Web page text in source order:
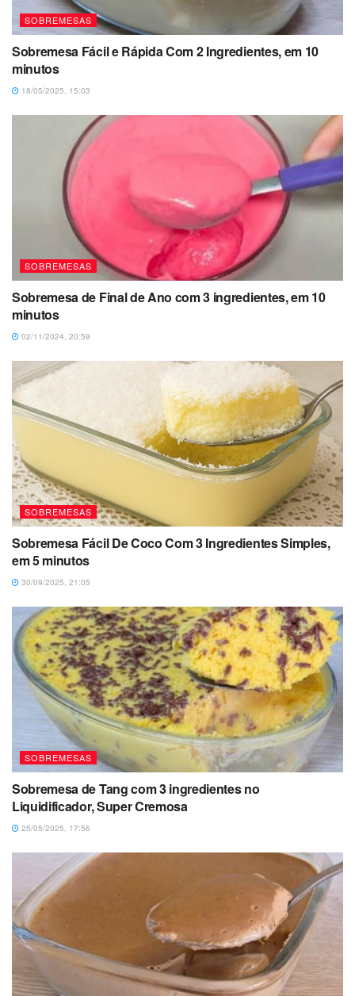
SOBREMESAS
Sobremesa Fácil e Rápida Com 2 Ingredientes, em 10
minutos
18/05/2025, 15:03
SOBREMESAS
Sobremesa de Final de Ano com 3 ingredientes, em 10
minutos
02/11/2024, 20:59
SOBREMESAS
Sobremesa Fácil De Coco Com 3 Ingredientes Simples,
em 5 minutos
30/09/2025, 21:05
SOBREMESAS
Sobremesa de Tang com 3 ingredientes no
Liquidificador, Super Cremosa
25/05/2025, 17:56